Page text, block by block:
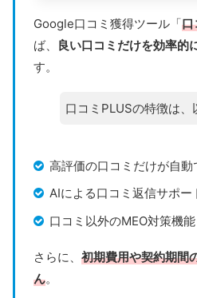
Google口コミ獲得ツール「口
ば、
良い口コミだけを効率的
す。
口コミPLUSの特徴は、
高評価の口コミだけが自動
AIによる口コミ返信サポー
口コミ以外のMEO対策機
さらに、 初期費用や契約期間
ん。